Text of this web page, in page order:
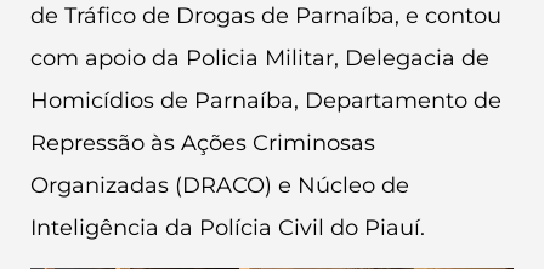
de Tráfico de Drogas de Parnaíba, e contou
com apoio da Policia Militar, Delegacia de
Homicídios de Parnaíba, Departamento de
Repressão às Ações Criminosas
Organizadas (DRACO) e Núcleo de
Inteligência da Polícia Civil do Piauí.